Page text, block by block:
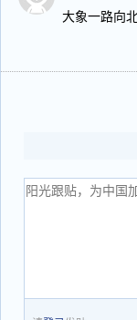
大象一路向